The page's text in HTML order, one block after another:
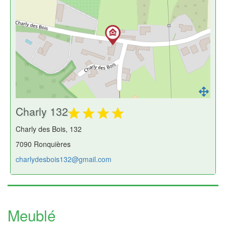
Charly 132
Charly des Bois, 132
7090 Ronquières
charlydesbois132@gmail.com
Meublé